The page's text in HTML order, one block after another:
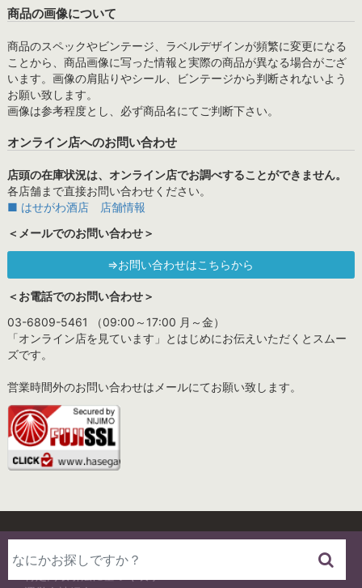
商品の画像について
商品のスペックやビンテージ、ラベルデザインが頻繁に変更になる
ことから、商品画像に写った情報と実際の商品が異なる場合がござ
います。画像の肩貼りやシール、ビンテージから判断されないよう
お願い致します。
画像は参考程度とし、必ず商品名にてご判断下さい。
オンライン店へのお問い合わせ
店頭の在庫状況は、オンライン店でお調べすることができません。
各店舗まで直接お問い合わせください。
■ はせがわ酒店 店舗情報
＜メールでのお問い合わせ＞
⇒お問い合わせはこちらから
＜お電話でのお問い合わせ＞
03-6809-5461 （09:00～17:00 月～金）
「オンライン店を見ています」とはじめにお伝えいただくとスムー
ズです。
営業時間外のお問い合わせはメールにてお願い致します。
プライバシーポリシー